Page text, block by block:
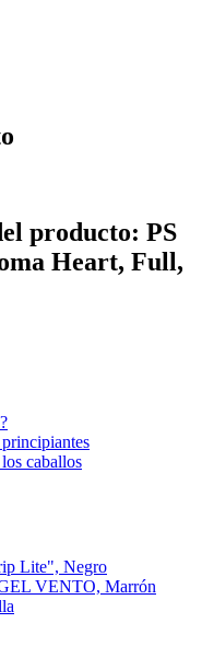
producto: PS
Heart, Full,
caballos
Lite", Negro
VENTO, Marrón